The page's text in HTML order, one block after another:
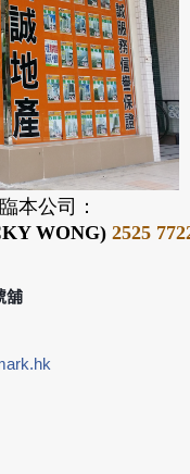
本公司：
WONG) 2525 772
舖